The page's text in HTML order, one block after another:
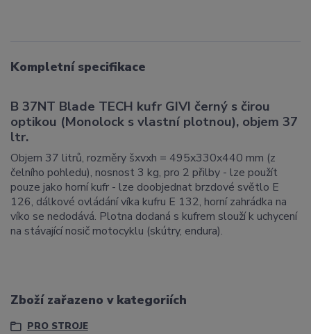
Kompletní specifikace
B 37NT Blade TECH kufr GIVI černý s čirou
optikou (Monolock s vlastní plotnou), objem 37
ltr.
Objem 37 litrů, rozměry šxvxh = 495x330x440 mm (z
čelního pohledu), nosnost 3 kg, pro 2 přilby - lze použít
pouze jako horní kufr - lze doobjednat brzdové světlo E
126, dálkové ovládání víka kufru E 132, horní zahrádka na
víko se nedodává. Plotna dodaná s kufrem slouží k uchycení
na stávající nosič motocyklu (skútry, endura).
Zboží zařazeno v kategoriích
PRO STROJE